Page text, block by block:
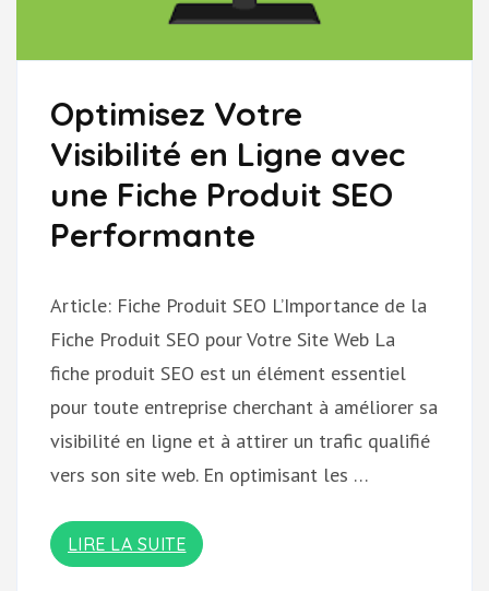
Optimisez Votre
Visibilité en Ligne avec
une Fiche Produit SEO
Performante
Article: Fiche Produit SEO L’Importance de la
Fiche Produit SEO pour Votre Site Web La
fiche produit SEO est un élément essentiel
pour toute entreprise cherchant à améliorer sa
visibilité en ligne et à attirer un trafic qualifié
vers son site web. En optimisant les …
LIRE LA SUITE